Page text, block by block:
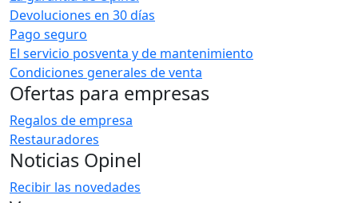
Devoluciones en 30 días
Pago seguro
El servicio posventa y de mantenimiento
Condiciones generales de venta
Ofertas para empresas
Regalos de empresa
Restauradores
Noticias Opinel
Recibir las novedades